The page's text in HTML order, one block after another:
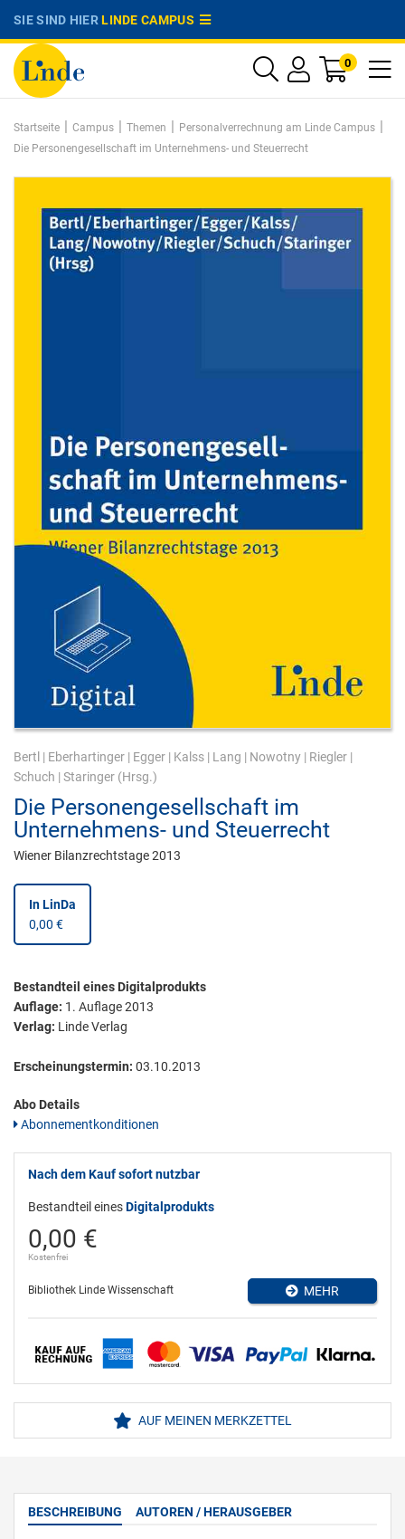
SIE SIND HIERLINDE CAMPUS
0
Startseite | Campus | Themen | Personalverrechnung am Linde Campus |
Die Personengesellschaft im Unternehmens- und Steuerrecht
Bertl | Eberhartinger | Egger | Kalss | Lang | Nowotny | Riegler |
Schuch | Staringer (Hrsg.)
Die Personengesellschaft im
Unternehmens- und Steuerrecht
Wiener Bilanzrechtstage 2013
In LinDa
0,00 €
Bestandteil eines Digitalprodukts
Auflage: 1. Auflage 2013
Verlag: Linde Verlag
Erscheinungstermin: 03.10.2013
Abo Details
Abonnementkonditionen
Nach dem Kauf sofort nutzbar
Bestandteil einesDigitalprodukts
0,00 €
Kostenfrei
Bibliothek Linde Wissenschaft MEHR
AUF MEINEN MERKZETTEL
BESCHREIBUNG AUTOREN / HERAUSGEBER